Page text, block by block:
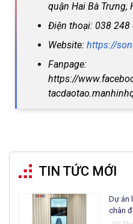
quận Hai Bà Trưng,
Điện thoại: 038 248
Website: https://
Fanpage:
https://
TIN TỨC MỚI
Dự án
chân